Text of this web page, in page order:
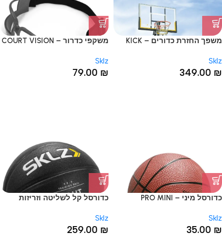
משפך החזרת כדורים – KICK
Sklz
349.00 ₪
משקפי כדרור – COURT VISION
Sklz
79.00 ₪
כדורסל מיני – PRO MINI
Sklz
35.00 ₪
כדורסל קל לשליטה וזריזות
CONTROL BASKETBALL
Sklz
259.00 ₪